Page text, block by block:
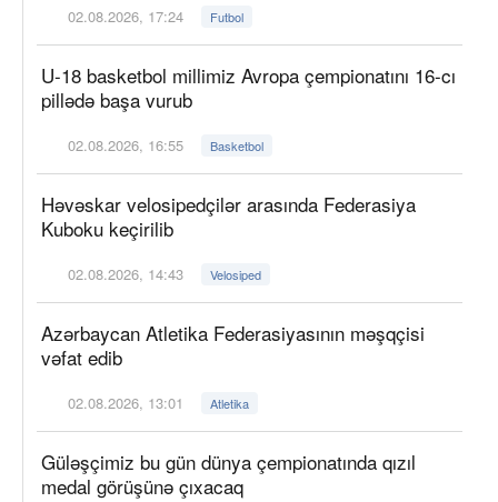
02.08.2026, 17:24 Futbol
U-18 basketbol millimiz Avropa çempionatını 16-cı
pillədə başa vurub
02.08.2026, 16:55 Basketbol
Həvəskar velosipedçilər arasında Federasiya
Kuboku keçirilib
02.08.2026, 14:43 Velosiped
Azərbaycan Atletika Federasiyasının məşqçisi
vəfat edib
02.08.2026, 13:01 Atletika
Güləşçimiz bu gün dünya çempionatında qızıl
medal görüşünə çıxacaq